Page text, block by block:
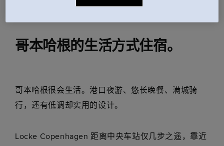
哥本哈根的生活方式住宿。
哥本哈根很会生活。港口夜游、悠长晚餐、满城骑
行，还有低调却实用的设计。
Locke Copenhagen 距离中央车站仅几步之遥，靠近